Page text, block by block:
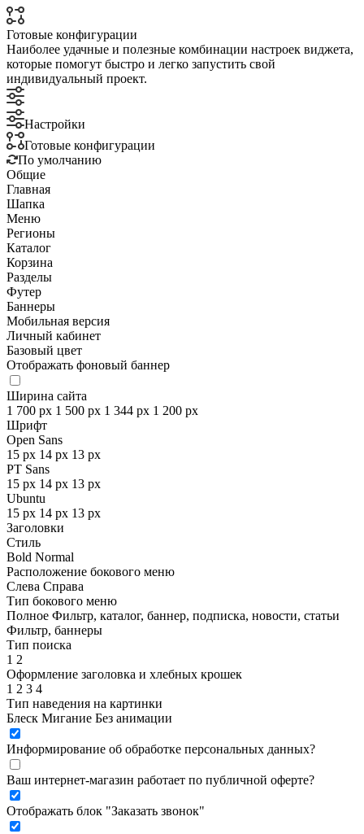
Готовые конфигурации
Наиболее удачные и полезные комбинации настроек виджета,
которые помогут быстро и легко запустить свой
индивидуальный проект.
Настройки
Готовые конфигурации
По умолчанию
Общие
Главная
Шапка
Меню
Регионы
Каталог
Корзина
Разделы
Футер
Баннеры
Мобильная версия
Личный кабинет
Базовый цвет
Отображать фоновый баннер
Ширина сайта
1 700 px 1 500 px 1 344 px 1 200 px
Шрифт
Open Sans
15 px 14 px 13 px
PT Sans
15 px 14 px 13 px
Ubuntu
15 px 14 px 13 px
Заголовки
Стиль
Bold Normal
Расположение бокового меню
Слева Справа
Тип бокового меню
Полное Фильтр, каталог, баннер, подписка, новости, статьи
Фильтр, баннеры
Тип поиска
1 2
Оформление заголовка и хлебных крошек
1 2 3 4
Тип наведения на картинки
Блеск Мигание Без анимации
Информирование об обработке персональных данных?
Ваш интернет-магазин работает по публичной оферте?
Отображать блок "Заказать звонок"